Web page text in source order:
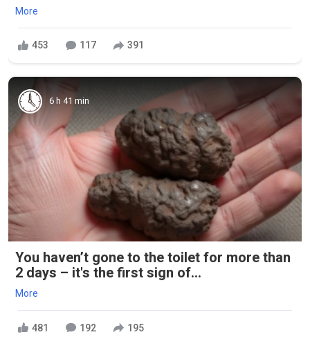
More
453 117 391
6 h 41 min
You haven’t gone to the toilet for more than
2 days – it's the first sign of...
More
481 192 195